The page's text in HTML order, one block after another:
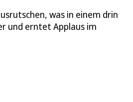
was in einem drin
und erntet Applaus im